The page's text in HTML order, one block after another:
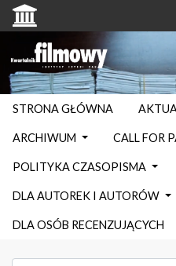
STRONA GŁÓWNA
ARCHIWUM CALL FOR
POLITYKA CZASOPISMA
DLA AUTOREK I AUTORÓW
DLA OSÓB RECENZUJĄCYCH